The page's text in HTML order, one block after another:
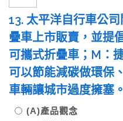
13. 太平洋自行車公
疊車上市販賣，並提
可攜式折疊車；M：
可以節能減碳做環保
車輛讓城市過度擁塞
(A)產品觀念